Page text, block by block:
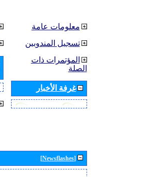
معلومات عامة
تسجيل المندوبين
المؤتمرات ذات
الصلة
غرفة الأخبار
[Newsflashes]